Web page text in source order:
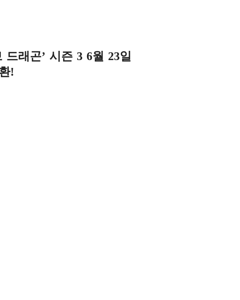
래곤’ 시즌 3 6월 23일
!